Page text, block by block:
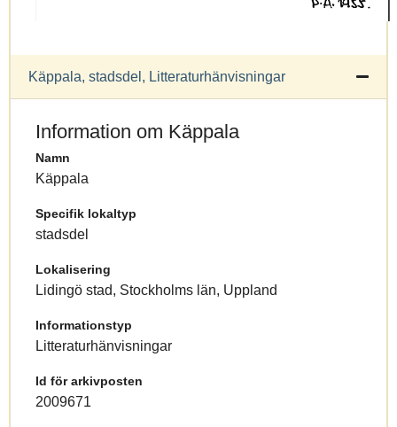
Käppala, stadsdel, Litteraturhänvisningar
Information om Käppala
Namn
Käppala
Specifik lokaltyp
stadsdel
Lokalisering
Lidingö stad, Stockholms län, Uppland
Informationstyp
Litteraturhänvisningar
Id för arkivposten
2009671